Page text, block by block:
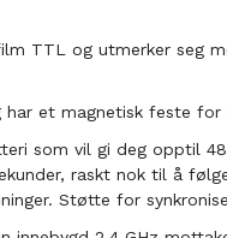
TTL og utmerker seg
et magnetisk feste
som vil gi deg opptil
raskt nok til å
Støtte for